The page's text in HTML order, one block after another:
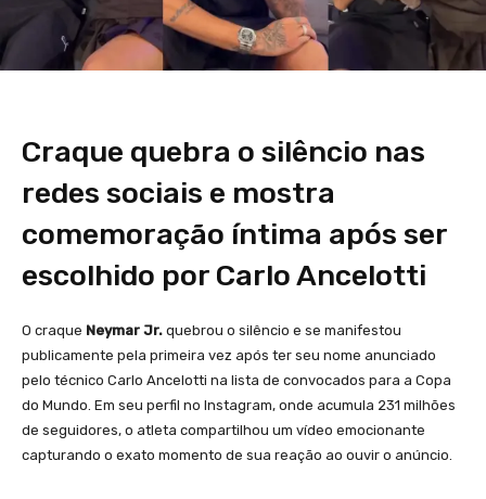
Craque quebra o silêncio nas
redes sociais e mostra
comemoração íntima após ser
escolhido por Carlo Ancelotti
O craque Neymar Jr. quebrou o silêncio e se manifestou
publicamente pela primeira vez após ter seu nome anunciado
pelo técnico Carlo Ancelotti na lista de convocados para a Copa
do Mundo. Em seu perfil no Instagram, onde acumula 231 milhões
de seguidores, o atleta compartilhou um vídeo emocionante
capturando o exato momento de sua reação ao ouvir o anúncio.